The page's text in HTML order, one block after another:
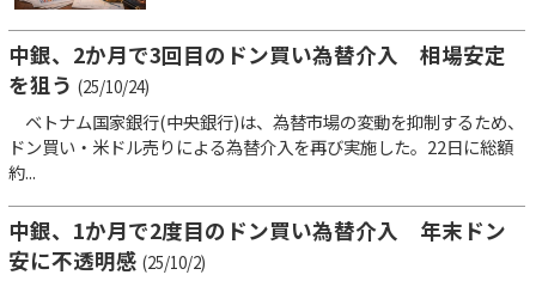
中銀、2か月で3回目のドン買い為替介入 相場安定
を狙う (25/10/24)
ベトナム国家銀行(中央銀行)は、為替市場の変動を抑制するため、
ドン買い・米ドル売りによる為替介入を再び実施した。22日に総額
約...
中銀、1か月で2度目のドン買い為替介入 年末ドン
安に不透明感 (25/10/2)